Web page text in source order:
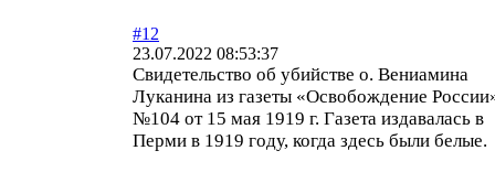
#12
23.07.2022 08:53:37
Свидетельство об убийстве о. Вениамина
Луканина из газеты «Освобождение
№104 от 15 мая 1919 г. Газета издавалась в
Перми в 1919 году, когда здесь были белые.